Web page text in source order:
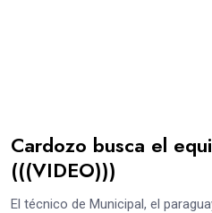
Cardozo busca el
(((VIDEO)))
El técnico de Municipal, el